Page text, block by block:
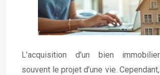
L’acquisition d’un bien
souvent le projet d’une vie.